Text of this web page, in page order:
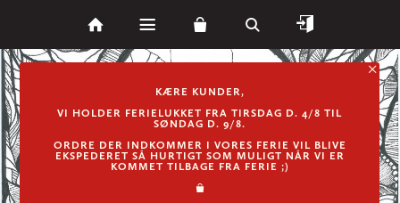
KÆRE KUNDER,
VI HOLDER FERIELUKKET FRA TIRSDAG D. 4/8 TIL
SØNDAG D. 9/8.
ORDRE DER INDKOMMER I VORES FERIE VIL BLIVE
EKSPEDERET SÅ HURTIGT SOM MULIGT NÅR VI ER
KOMMET TILBAGE FRA FERIE ;)